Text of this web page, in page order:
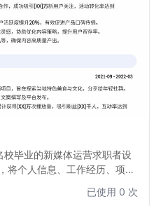
毕业的新媒体运营求职者设
将个人信息、工作经历、项目
助你在众多简历中脱颖而出。
已使用 0 次